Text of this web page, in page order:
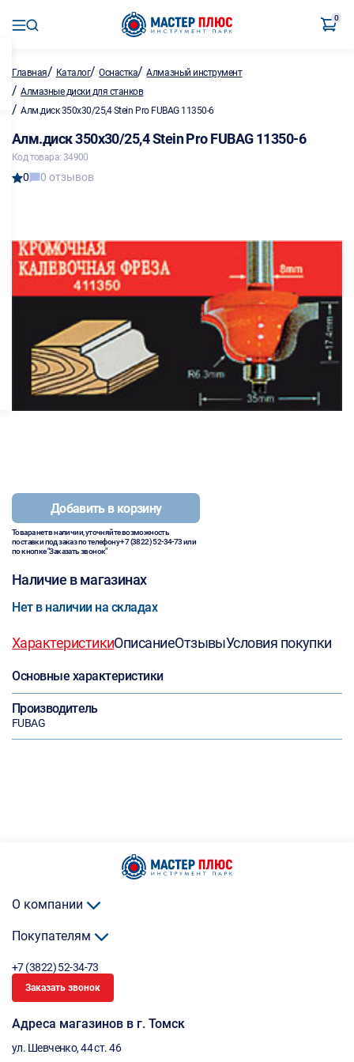
0
Главная/ Каталог/Оснастка/Алмазный инструмент
/ Алмазные диски для станков
/ Алм.диск 350х30/25,4 Stein Pro FUBAG 11350-6
Алм.диск 350х30/25,4 Stein Pro FUBAG 11350-6
Код товара: 34900
0 0 отзывов
Добавить в корзину
Товара нет в наличии, уточняйте возможность
поставки под заказ по телефону+7 (3822) 52-34-73или
по кнопке "Заказать звонок"
Наличие в магазинах
Нет в наличии на складах
ХарактеристикиОписаниеОтзывыУсловия покупки
Основные характеристики
Производитель
FUBAG
О компании
Покупателям
+7 (3822) 52-34-73
Заказать звонок
Адреса магазинов в г. Томск
ул. Шевченко, 44 ст. 46